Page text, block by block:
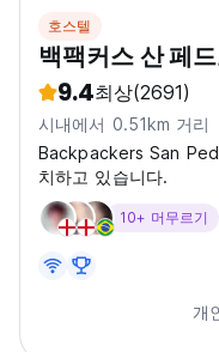
호스텔
백팩커스 산 페
9.4최상(2691)
시내에서 0.51km 거리
Backpackers San
치하고 있습니다.
10+ 머무르기
개